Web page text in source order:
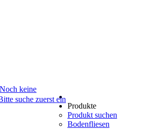
keine
suche zuerst ein
Produkte
Produkt suchen
Bodenfliesen